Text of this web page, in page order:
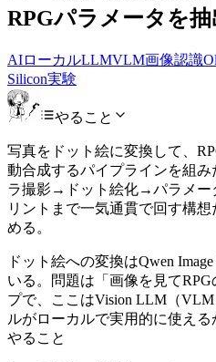
RPGパラメータを
AIローカルLLMVLM画像認識
Silicon実験
やること
写真をドット絵に変換して、
動合成するパイプラインを組
ラ撮影→ドット絵化→パラメ
リントまで一気通貫で回す構
める。
ドット絵への変換はQwen
いる。問題は「画像を見て
プで、ここはVision LLM（
ルがローカルで実用的に使える
やること